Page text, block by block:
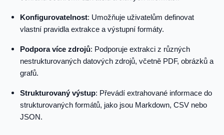
Konfigurovatelnost: Umožňuje uživatelům definovat
vlastní pravidla extrakce a výstupní formáty.
Podpora více zdrojů: Podporuje extrakci z různých
nestrukturovaných datových zdrojů, včetně PDF, obrázků a
grafů.
Strukturovaný výstup: Převádí extrahované informace do
strukturovaných formátů, jako jsou Markdown, CSV nebo
JSON.